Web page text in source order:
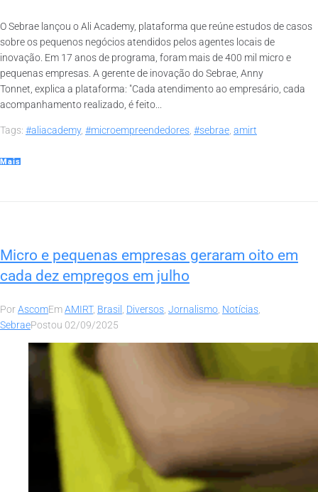
O Sebrae lançou o Ali Academy, plataforma que reúne estudos de casos
sobre os pequenos negócios atendidos pelos agentes locais de
inovação. Em 17 anos de programa, foram mais de 400 mil micro e
pequenas empresas. A gerente de inovação do Sebrae, Anny
Tonnet, explica a plataforma: "Cada atendimento ao empresário, cada
acompanhamento realizado, é feito...
Tags: #aliacademy, #microempreendedores, #sebrae, amirt
Mais
Micro e pequenas empresas geraram oito em
cada dez empregos em julho
PorAscomEmAMIRT, Brasil , Diversos, Jornalismo, Notícias,
SebraePostou 02/09/2025